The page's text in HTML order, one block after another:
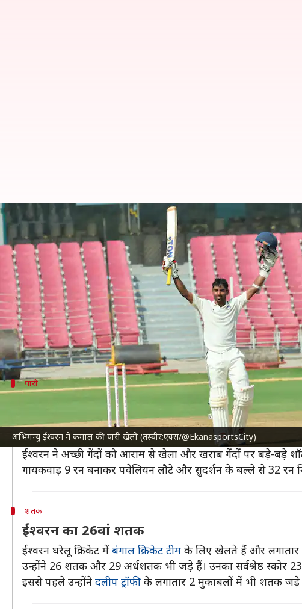
अभिमन्यु ईश्वरन ने कमाल की पारी खेली (तस्वीर:एक्स/@EkanasportsCity)
ईरानी कप 2024: अभिमन्यु ईश्वरन ने
लेखन आदर्श कुमार Oct 03, 2024
क्या है खबर?
ईरानी कप 2024 में शेष भारत के बल्लेबाजअभिमन्यु ईश्वरनने
यह उनके प्रथम श्रेणी करियर का 26वां शतक रहा। मुकाबले में
जवाब में शेष भारत को पहला झटका 40 रन पर लग गया था। इसके
पारी
कैसी रही ईश्वरन की पारी और साझेदारी?
ईश्वरन ने 117 गेंदों का सामना करते हुए अपना शतक पूरा किया।
गेंदों में 87 रन की साझेदारी निभाई।
ईश्वरन ने अच्छी गेंदों को आराम से खेला और खराब गेंदों पर बड़े-बड़े
गायकवाड़ 9 रन बनाकर पवेलियन लौटे और सुदर्शन के बल्ले से 32 रन
शतक
ईश्वरन का 26वां शतक
ईश्वरन घरेलू क्रिकेट में बंगाल क्रिकेट टीम के लिए खेलते हैं और लगातार
उन्होंने 26 शतक और 29 अर्धशतक भी जड़े हैं। उनका सर्वश्रेष्ठ स्कोर
इससे पहले उन्होंने दलीप ट्रॉफी के लगातार 2 मुकाबलों में भी शतक जड़े